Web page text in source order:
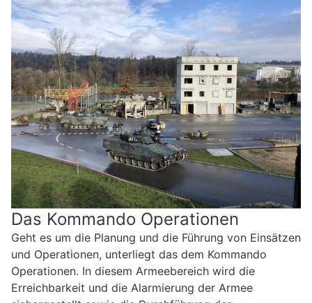
Das Kommando Operationen
Geht es um die Planung und die Führung von Einsätzen
und Operationen, unterliegt das dem Kommando
Operationen. In diesem Armeebereich wird die
Erreichbarkeit und die Alarmierung der Armee